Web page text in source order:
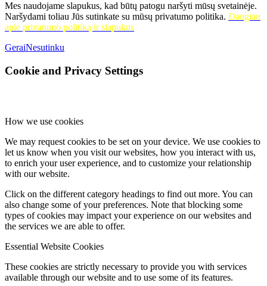
Mes naudojame slapukus, kad būtų patogu naršyti mūsų svetainėje.
Naršydami toliau Jūs sutinkate su mūsų privatumo politika. Daugiau
apie privatumo politiką ir slapukus
GeraiNesutinku
Cookie and Privacy Settings
How we use cookies
We may request cookies to be set on your device. We use cookies to
let us know when you visit our websites, how you interact with us,
to enrich your user experience, and to customize your relationship
with our website.
Click on the different category headings to find out more. You can
also change some of your preferences. Note that blocking some
types of cookies may impact your experience on our websites and
the services we are able to offer.
Essential Website Cookies
These cookies are strictly necessary to provide you with services
available through our website and to use some of its features.